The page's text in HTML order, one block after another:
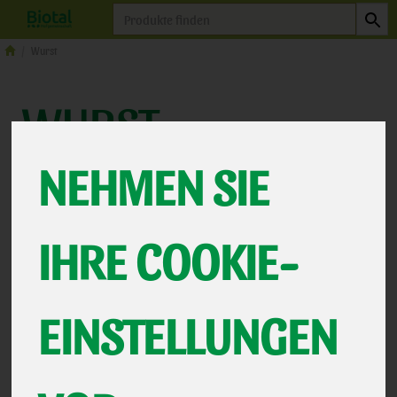
NEHMEN SIE
IHRE COOKIE-
EINSTELLUNGEN
WURST
12
Weitere Wurst